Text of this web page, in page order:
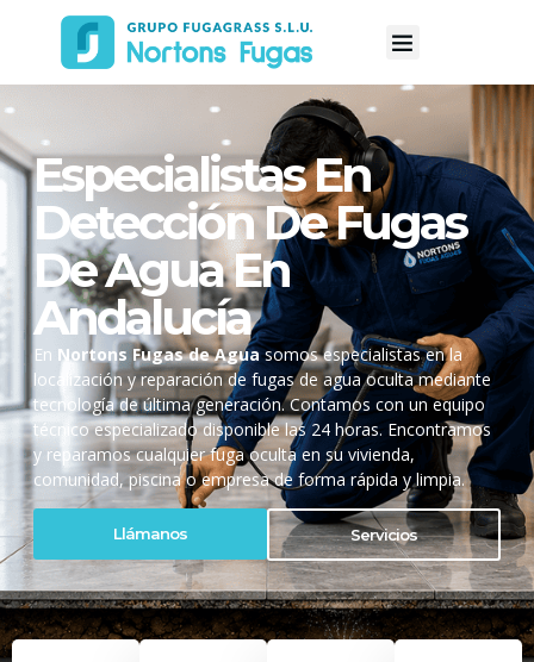
Especialistas En
Detección De Fugas
De Agua En
Andalucía
En Nortons Fugas de Aguasomos especialistas en la
localización y reparación de fugas de agua oculta mediante
tecnología de última generación. Contamos con un equipo
técnico especializado disponible las 24 horas. Encontramos
y reparamos cualquier fuga oculta en su vivienda,
comunidad, piscina o empresa de forma rápida y limpia.
Llámanos Servicios